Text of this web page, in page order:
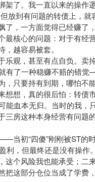
了。我一直以来的操作逻
放到有问题的转债上，
，一方面觉得已经赚了
核心的问题：对于有经
越容易被套。
观，甚至有点自负。卖
有了一种稳赚不赔的错
只要持有到期，哪怕不
想，真的很后怕：转债
能血本无归。当时的我，
房这种本身经营有问题
当初“四傻”刚刚被ST的
，但最终还是没有操作
个风险我也能承受；二
把这部分仓位当成了学费